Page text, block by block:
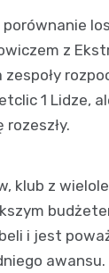
z
zespoły
1 Lidze,
rozeszły.
klub z
i jest
awansu.